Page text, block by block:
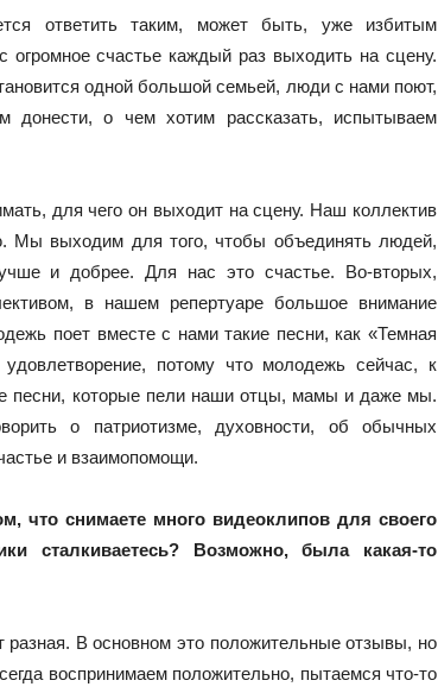
ответить таким, может быть, уже избитым
огромное счастье каждый раз выходить на сцену.
одной большой семьей, люди с нами поют,
о чем хотим рассказать, испытываем
для чего он выходит на сцену. Наш коллектив
Мы выходим для того, чтобы объединять людей,
и добрее. Для нас это счастье. Во-вторых,
в нашем репертуаре большое внимание
поет вместе с нами такие песни, как «Темная
потому что молодежь сейчас, к
песни, которые пели наши отцы, мамы и даже мы.
о патриотизме, духовности, об обычных
и взаимопомощи.
снимаете много видеоклипов для своего
сталкиваетесь? Возможно, была какая-то
разная. В основном это положительные отзывы, но
воспринимаем положительно, пытаемся что-то